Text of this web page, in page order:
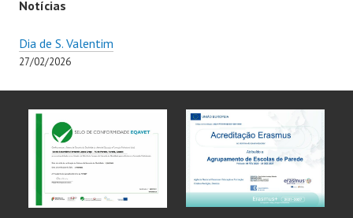
Notícias
Dia de S. Valentim
27/02/2026